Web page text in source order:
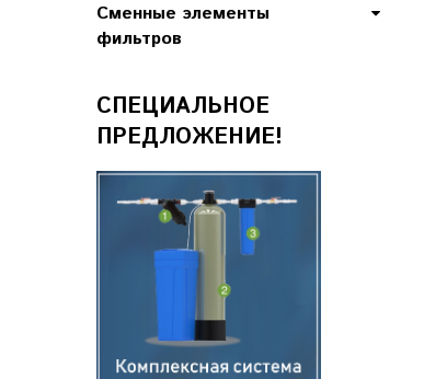
Сменные элементы
фильтров
СПЕЦИАЛЬНОЕ
ПРЕДЛОЖЕНИЕ!